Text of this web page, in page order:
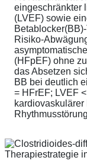
eingeschränkter
(LVEF) sowie
Risiko-
(HFpEF) ohne
das Absetzen
BB bei deutlich
= HFrEF; LVEF